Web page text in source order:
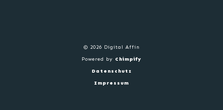
© 2026 Digital Affin
Powered by Chimpify
Datenschutz
Impressum